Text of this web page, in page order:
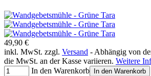
49,90 €
inkl. MwSt. zzgl. Versand - Abhängig von
die MwSt. an der Kasse variieren. Weitere
In den Warenkorb
In den Warenkorb